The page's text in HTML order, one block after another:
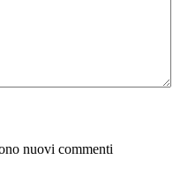
nuovi commenti